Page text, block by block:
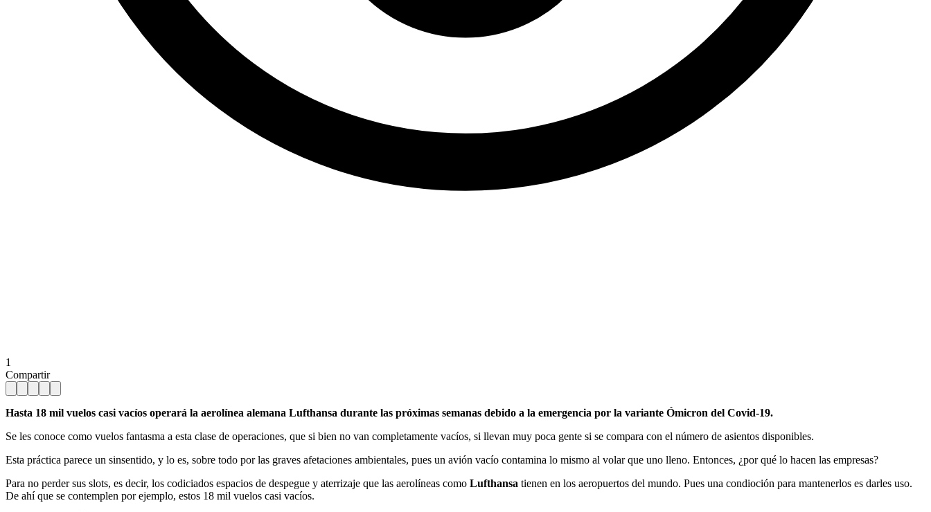
1
Compartir
Hasta 18 mil vuelos casi vacíos operará la aerolínea alemana Lufthansa durante las próximas semanas debido a la emergencia por la variante Ómicron del Covid-19.
Se les conoce como vuelos fantasma a esta clase de operaciones, que si bien no van completamente vacíos, si llevan muy poca gente si se compara con el número de asientos disponibles.
Esta práctica parece un sinsentido, y lo es, sobre todo por las graves afetaciones ambientales, pues un avión vacío contamina lo mismo al volar que uno lleno. Entonces, ¿por qué lo hacen las empresas?
Para no perder sus slots, es decir, los codiciados espacios de despegue y aterrizaje que las aerolíneas como Lufthansa tienen en los aeropuertos del mundo. Pues una condioción para mantenerlos es darles uso.
De ahí que se contemplen por ejemplo, estos 18 mil vuelos casi vacíos.